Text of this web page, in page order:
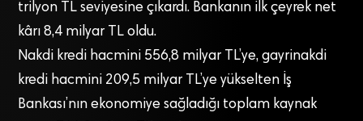
trilyon TL seviyesine çıkardı. Bankanın ilk çeyrek net
kârı 8,4 milyar TL oldu.
Nakdi kredi hacmini 556,8 milyar TL’ye, gayrinakdi
kredi hacmini 209,5 milyar TL’ye yükselten İş
Bankası’nın ekonomiye sağladığı toplam kaynak